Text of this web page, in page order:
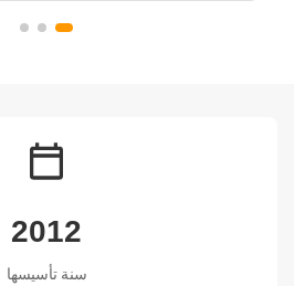
2012
سنة تأسيسها